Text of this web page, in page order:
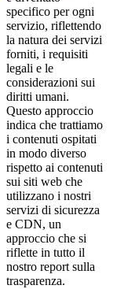
specifico per ogni
servizio, riflettendo
la natura dei servizi
forniti, i requisiti
legali e le
considerazioni sui
diritti umani.
Questo approccio
indica che trattiamo
i contenuti ospitati
in modo diverso
rispetto ai contenuti
sui siti web che
utilizzano i nostri
servizi di sicurezza
e CDN, un
approccio che si
riflette in tutto il
nostro report sulla
trasparenza.